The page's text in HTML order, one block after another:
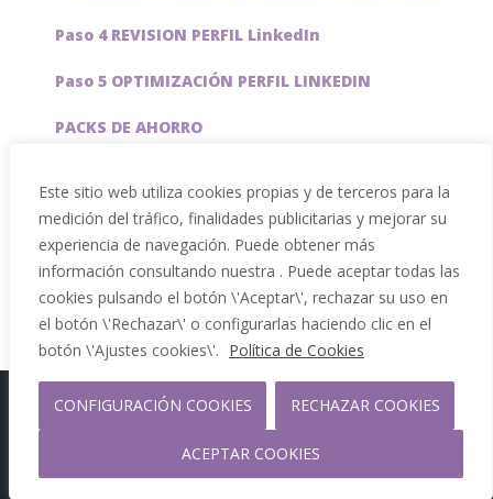
Este sitio web utiliza cookies propias y de terceros para la
medición del tráfico, finalidades publicitarias y mejorar su
experiencia de navegación. Puede obtener más
información consultando nuestra . Puede aceptar todas las
cookies pulsando el botón \'Aceptar\', rechazar su uso en
el botón \'Rechazar\' o configurarlas haciendo clic en el
botón \'Ajustes cookies\'. Política de Cookies
CONFIGURACIÓN COOKIES RECHAZAR COOKIES
ACEPTAR COOKIES
Paso 4 REVISION PERFIL LinkedIn
Paso 5 OPTIMIZACIÓN PERFIL LINKEDIN
PACKS DE AHORRO
Servicios especiales
Copyright 2012 - 2026 |
Facebook
Phone